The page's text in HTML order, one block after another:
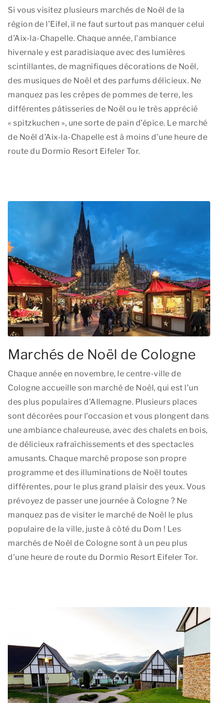
Si vous visitez plusieurs marchés de Noël de la
région de l’Eifel, il ne faut surtout pas manquer celui
d’Aix-la-Chapelle. Chaque année, l’ambiance
hivernale y est paradisiaque avec des lumières
scintillantes, de magnifiques décorations de Noël,
des musiques de Noël et des parfums délicieux. Ne
manquez pas les crêpes de pommes de terre, les
différentes pâtisseries de Noël ou le très apprécié
« spitzkuchen », une sorte de pain d’épice. Le marché
de Noël d’Aix-la-Chapelle est à moins d’une heure de
route du Dormio Resort Eifeler Tor.
Marchés de Noël de Cologne
Chaque année en novembre, le centre-ville de
Cologne accueille son marché de Noël, qui est l’un
des plus populaires d’Allemagne. Plusieurs places
sont décorées pour l’occasion et vous plongent dans
une ambiance chaleureuse, avec des chalets en bois,
de délicieux rafraîchissements et des spectacles
amusants. Chaque marché propose son propre
programme et des illuminations de Noël toutes
différentes, pour le plus grand plaisir des yeux. Vous
prévoyez de passer une journée à Cologne ? Ne
manquez pas de visiter le marché de Noël le plus
populaire de la ville, juste à côté du Dom ! Les
marchés de Noël de Cologne sont à un peu plus
d’une heure de route du Dormio Resort Eifeler Tor.